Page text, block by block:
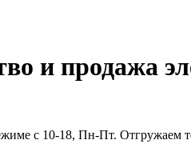
и продажа
с 10-18, Пн-Пт. Отгружаем